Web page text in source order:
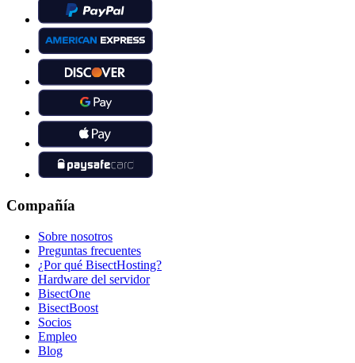
Compañía
Sobre nosotros
Preguntas frecuentes
¿Por qué BisectHosting?
Hardware del servidor
BisectOne
BisectBoost
Socios
Empleo
Blog